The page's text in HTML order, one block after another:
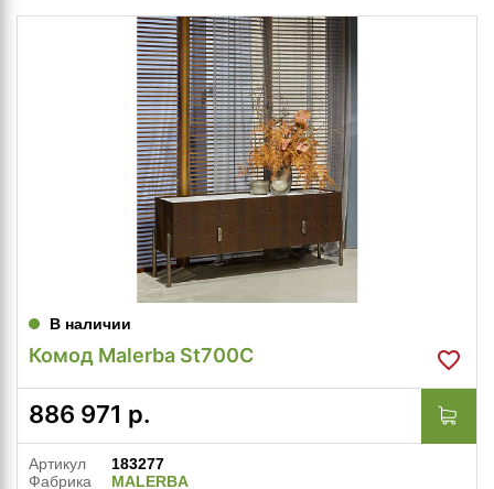
В наличии
Комод Malerba St700C
886 971 р.
Артикул
183277
Фабрика
MALERBA